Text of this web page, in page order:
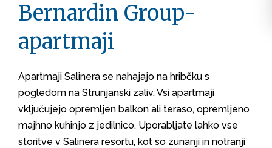
Bernardin Group-
apartmaji
Apartmaji Salinera se nahajajo na hribčku s
pogledom na Strunjanski zaliv. Vsi apartmaji
vključujejo opremljen balkon ali teraso, opremljeno
majhno kuhinjo z jedilnico. Uporabljate lahko vse
storitve v Salinera resortu, kot so zunanji in notranji